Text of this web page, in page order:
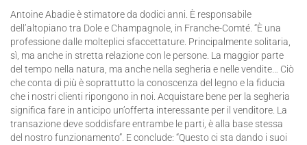
Antoine Abadie è stimatore da dodici anni. È responsabile
dell’altopiano tra Dole e Champagnole, in Franche-Comté. “È una
professione dalle molteplici sfaccettature. Principalmente solitaria,
sì, ma anche in stretta relazione con le persone. La maggior parte
del tempo nella natura, ma anche nella segheria e nelle vendite… Ciò
che conta di più è soprattutto la conoscenza del legno e la fiducia
che i nostri clienti ripongono in noi. Acquistare bene per la segheria
significa fare in anticipo un’offerta interessante per il venditore. La
transazione deve soddisfare entrambe le parti, è alla base stessa
del nostro funzionamento”. E conclude: “Questo ci sta dando i suoi